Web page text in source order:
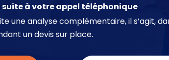
suite à votre appel téléphonique
une analyse complémentaire, il s’agit,
un devis sur place.